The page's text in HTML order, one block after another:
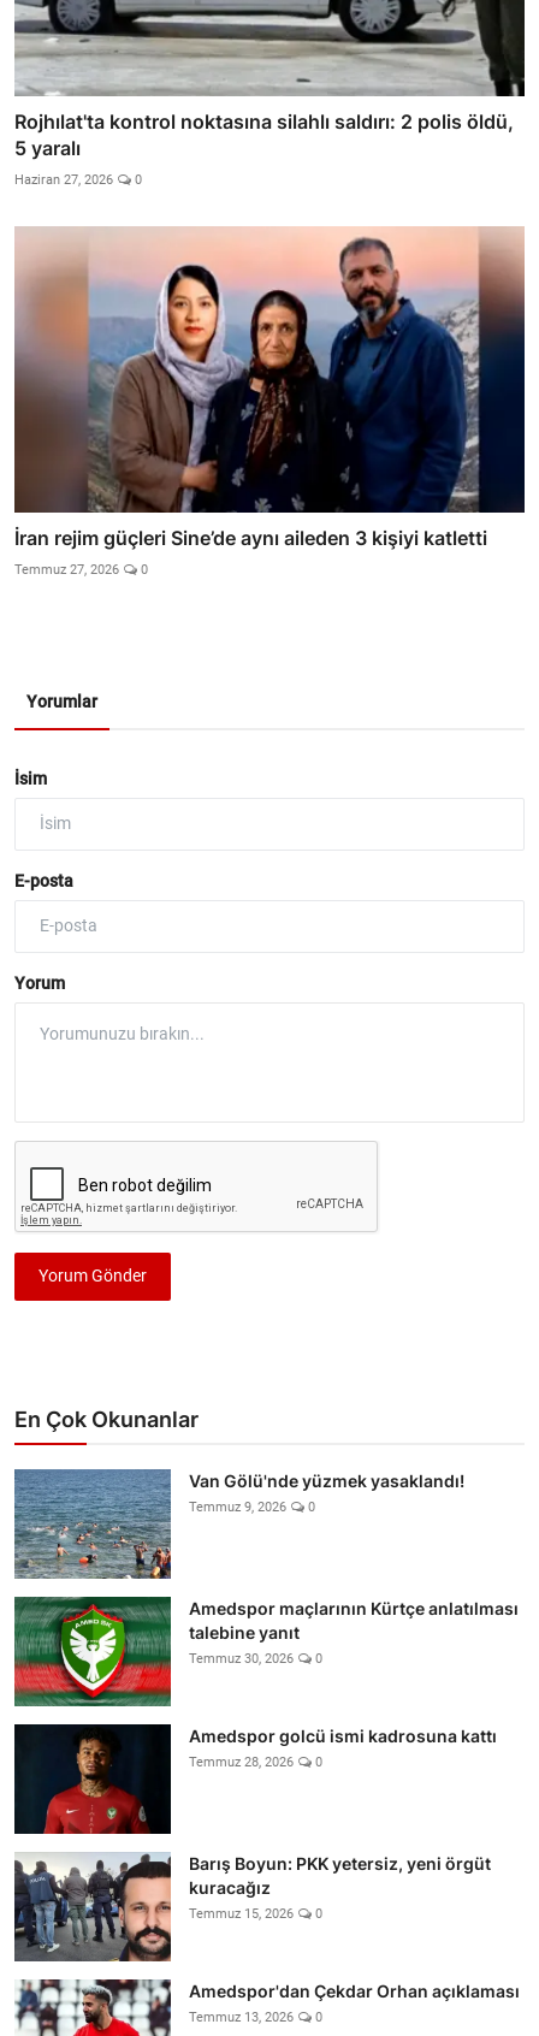
Rojhılat'ta kontrol noktasına silahlı saldırı: 2 polis öldü,
5 yaralı
Haziran 27, 2026 0
İran rejim güçleri Sine’de aynı aileden 3 kişiyi katletti
Temmuz 27, 2026 0
Yorumlar
İsim
E-posta
Yorum
Yorum Gönder
En Çok Okunanlar
Van Gölü'nde yüzmek yasaklandı!
Temmuz 9, 2026 0
Amedspor maçlarının Kürtçe anlatılması
talebine yanıt
Temmuz 30, 2026 0
Amedspor golcü ismi kadrosuna kattı
Temmuz 28, 2026 0
Barış Boyun: PKK yetersiz, yeni örgüt
kuracağız
Temmuz 15, 2026 0
Amedspor'dan Çekdar Orhan açıklaması
Temmuz 13, 2026 0